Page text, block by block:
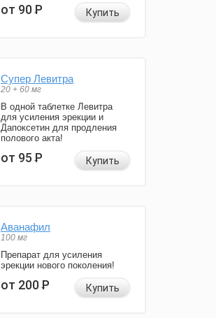
от 90Р Купить
Супер Левитра
20 + 60 мг
В одной таблетке Левитра
для усиления эрекции и
Дапоксетин для продления
полового акта!
от 95Р Купить
Аванафил
100 мг
Препарат для усиления
эрекции нового поколения!
от 200Р Купить